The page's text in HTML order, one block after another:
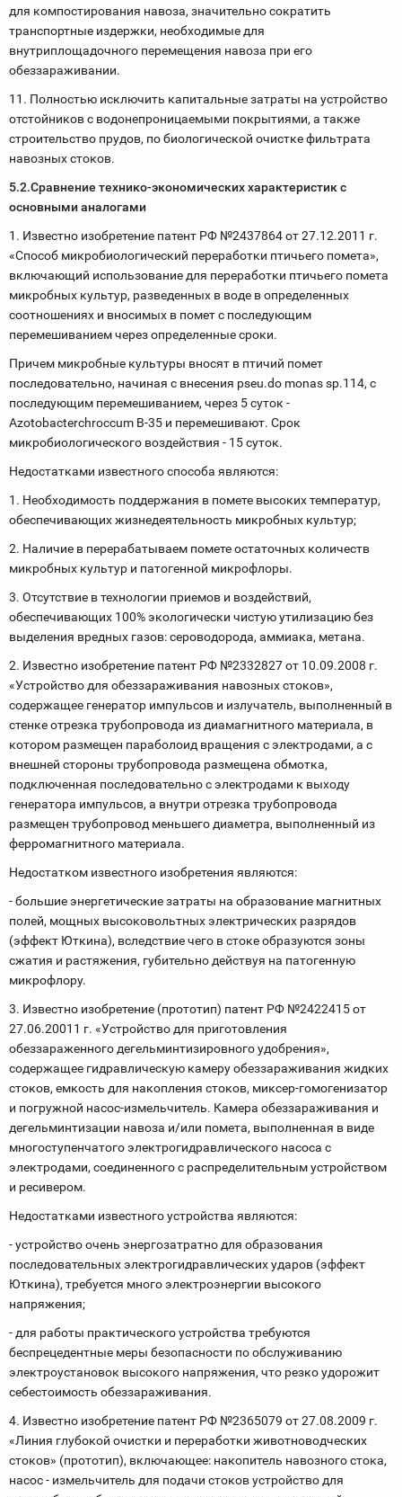
для компостирования навоза, значительно сократить
транспортные издержки, необходимые для
внутриплощадочного перемещения навоза при его
обеззараживании.
11. Полностью исключить капитальные затраты на устройство
отстойников с водонепроницае­мыми покрытиями, а также
строительство прудов, по биологической очистке фильтрата
навозных стоков.
5.2.Сравнение технико-экономических характеристик с
основными аналогами
1. Известно изобретение патент РФ №2437864 от 27.12.2011 г.
«Способ микробиологический переработки птичьего помета»,
включающий использование для переработки птичьего помета
микробных культур, разведенных в воде в определенных
соотношениях и вносимых в помет с последующим
перемешиванием через определенные сроки.
Причем микробные культуры вносят в птичий помет
последовательно, начиная с внесения pseu.do monas sp.114, с
последующим перемешиванием, через 5 суток -
Azotobacterchroccum В-35 и перемешивают. Срок
микробиологического воздействия - 15 суток.
Недостатками известного способа являются:
1. Необходимость поддержания в помете высоких температур,
обеспечивающих жизнедеятельность микробных культур;
2. Наличие в перерабатываем помете остаточных количеств
микробных культур и патогенной микрофлоры.
3. Отсутствие в технологии приемов и воздействий,
обеспечивающих 100% экологически чистую утилизацию без
выделения вредных газов: сероводорода, аммиака, метана.
2. Известно изобретение патент РФ №2332827 от 10.09.2008 г.
«Устройство для обеззараживания навозных стоков»,
содержащее генератор импульсов и излучатель, выполненный в
стенке отрезка трубопровода из диамагнитного материала, в
котором размещен параболоид вращения с электродами, а с
внешней стороны трубопровода размещена обмотка,
подключенная последовательно с электродами к выходу
генератора импульсов, а внутри отрезка трубопровода
размещен трубопровод меньшего диаметра, выполненный из
ферромагнитного материала.
Недостатком известного изобретения являются:
- большие энергетические затраты на образование магнитных
полей, мощных высоковольтных электрических разрядов
(эффект Юткина), вследствие чего в стоке образуются зоны
сжатия и растяжения, губительно действуя на патогенную
микрофлору.
3. Известно изобретение (прототип) патент РФ №2422415 от
27.06.20011 г. «Устройство для приготовления
обеззараженного дегельминтизировного удобрения»,
содержащее гидравлическую камеру обеззараживания жидких
стоков, емкость для накопления стоков, миксер-гомогенизатор
и погружной насос-измельчитель. Камера обеззараживания и
дегельминтизации навоза и/или помета, выполненная в виде
многоступенчатого электрогидравлического насоса с
электродами, соединенного с распределительным устройством
и ресивером.
Недостатками известного устройства являются:
- устройство очень энергозатратно для образования
последовательных электрогидравлических ударов (эффект
Юткина), требуется много электроэнергии высокого
напряжения;
- для работы практического устройства требуются
беспрецедентные меры безопасности по обслуживанию
электроустановок высокого напряжения, что резко удорожит
себестоимость обеззараживания.
4. Известно изобретение патент РФ №2365079 от 27.08.2009 г.
«Линия глубокой очистки и переработки животноводческих
стоков» (прототип), включающее: накопитель навозного стока,
насос - измельчитель для подачи стоков устройство для